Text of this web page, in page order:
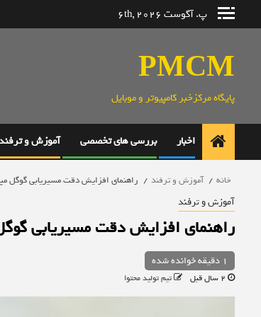
پ. آگوست 6th, 2026
PMCM
پایگاه مرکزخبر کامپیوتر و موبایل
اخبار بررسی های تخصصی آموزش و
خانه آموزش و ترفند راهنمای افزایش دقت مسیریابی گوگل
آموزش و ترفند
راهنمای افزایش دقت مسیریابی
1 دقیقه خوانده شده
تیم تولید محتوا